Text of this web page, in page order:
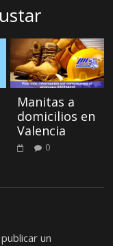
Manitas a
domicilios en
Valencia
0
un